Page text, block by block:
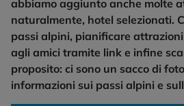
abbiamo aggiunto anche molte
naturalmente, hotel selezionati.
passi alpini, pianificare
agli amici tramite link e infine
proposito: ci sono un sacco di
informazioni sui passi alpini e